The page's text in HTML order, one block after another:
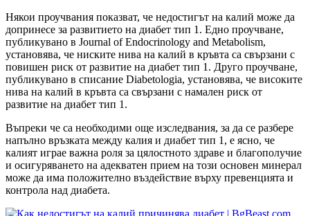
Някои проучвания показват, че недостигът на калий може да
допринесе за развитието на диабет тип 1. Едно проучване,
публикувано в Journal of Endocrinology and Metabolism,
установява, че ниските нива на кaлий в кръвта са свързани с
повишен риск от развитие на диабет тип 1. Друго проучване,
публикувано в списание Diabetologia, установява, че високите
нива на калий в кръвта са свързани с намален риск от
развитие на диабет тип 1.
Въпреки че са необходими още изследвания, за да се разбере
напълно връзката между калия и диабет тип 1, е ясно, че
калият играе важна роля за цялостното здраве и благополучие
и осигуряването на адекватен прием на този основен минерал
може да има положително въздействие върху превенцията и
контрола над диабета.